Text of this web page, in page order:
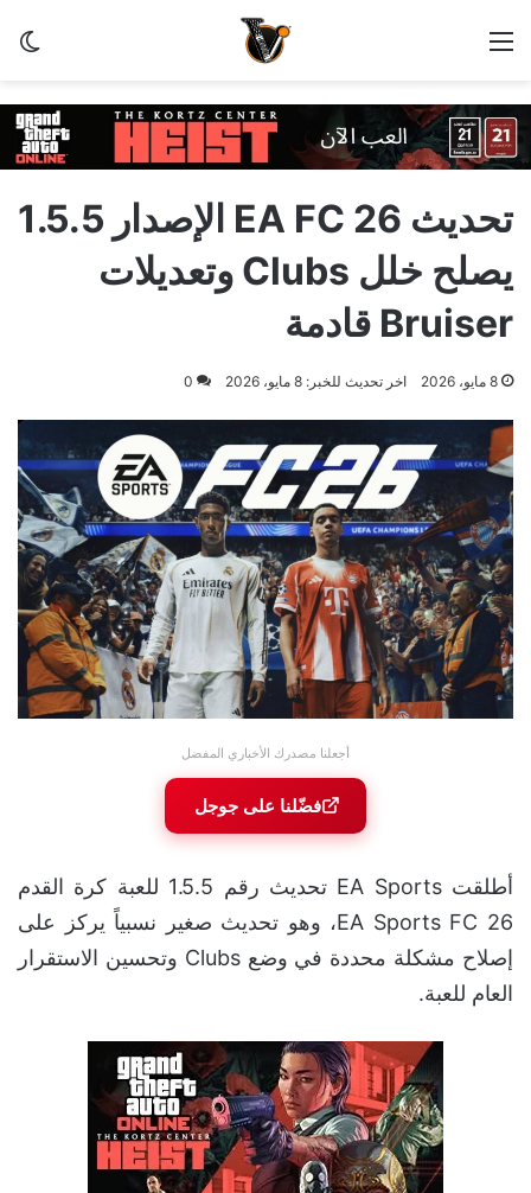
القائمة
تحديث EA FC 26 الإصدار 1.5.5
يصلح خلل Clubs وتعديلات
Bruiser قادمة
8 مايو، 2026 اخر تحديث للخبر: 8 مايو، 2026 0
أجعلنا مصدرك الأخباري المفضل
فضّلنا على جوجل
أطلقت EA Sports تحديث رقم 1.5.5 للعبة كرة القدم
EA Sports FC 26، وهو تحديث صغير نسبياً يركز على
إصلاح مشكلة محددة في وضع Clubs وتحسين الاستقرار
العام للعبة.